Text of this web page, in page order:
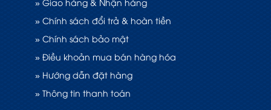
» Chính sách đổi trả & hoàn tiền
» Chính sách bảo mật
» Điều khoản mua bán hàng hóa
» Hướng dẫn đặt hàng
» Thông tin thanh toán